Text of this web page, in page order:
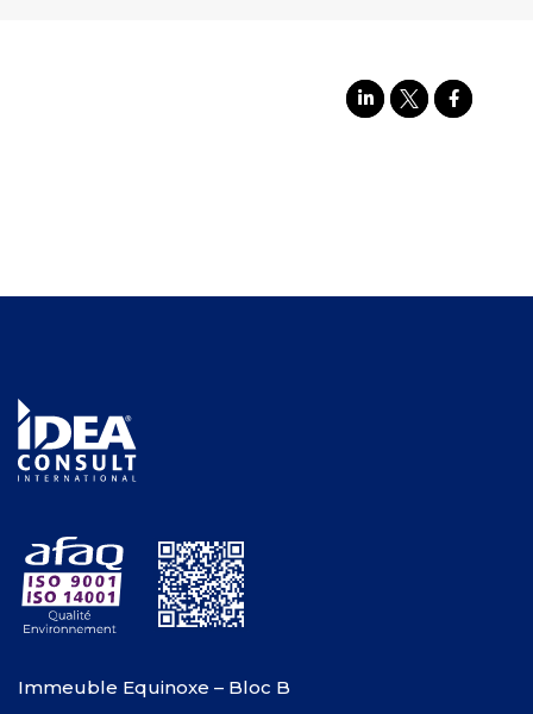
Immeuble Equinoxe – Bloc B